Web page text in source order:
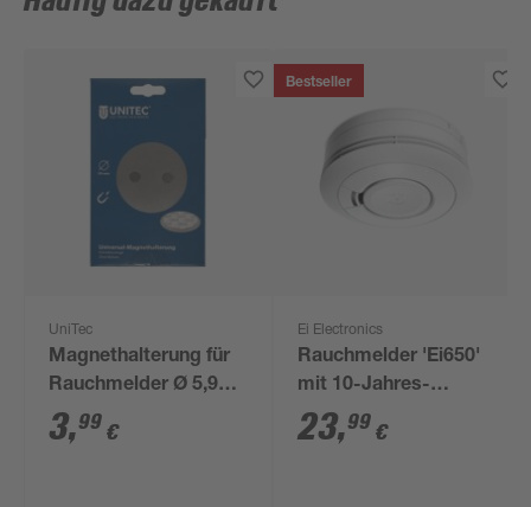
UniTec
Magnethalterung für
Rauchmelder Ø 5,9
cm
3,99 €
Bestseller
Ei Electronics
Rauchmelder 'Ei650'
mit 10-Jahres-
Batterie
23,99 €